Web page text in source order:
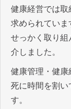
健康経営では取
求められていま
せっかく取り組
介しました。
健康管理・健
死に時間を割い
す。